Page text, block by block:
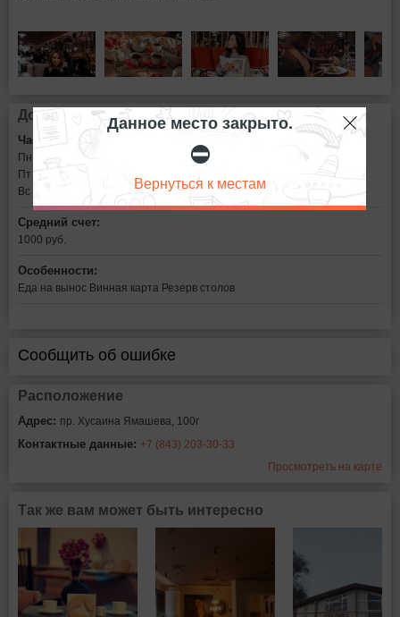
Дополнительная информация
Часы работы:
Пн - Чт c 11:00 до 00:00
Пт - Сб c 11:00 до 02:00
Вс c 11:00 до 00:00
Средний счет:
1000 руб.
Особенности:
Еда на вынос Винная карта Резерв столов
Сообщить об ошибке
Расположение
Адрес: пр. Хусаина Ямашева, 100г
Контактные данные: +7 (843) 203-30-33
Просмотреть на карте
Так же вам может быть интересно
Данное место закрыто.
⛔
Вернуться к местам